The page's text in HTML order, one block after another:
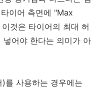
이어 측면에 "Max
것은 타이어의 최대 허
어야 한다는 의미가 아
를 사용하는 경우에는